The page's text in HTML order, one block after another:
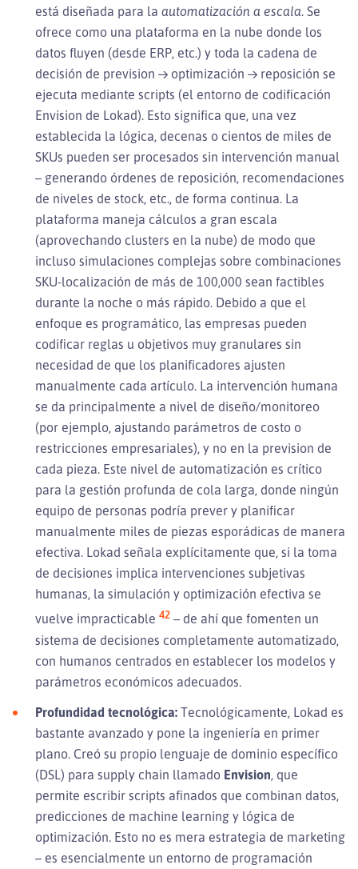
está diseñada para la automatización a escala. Se
ofrece como una plataforma en la nube donde los
datos fluyen (desde ERP, etc.) y toda la cadena de
decisión de prevision → optimización → reposición se
ejecuta mediante scripts (el entorno de codificación
Envision de Lokad). Esto significa que, una vez
establecida la lógica, decenas o cientos de miles de
SKUs pueden ser procesados sin intervención manual
– generando órdenes de reposición, recomendaciones
de niveles de stock, etc., de forma continua. La
plataforma maneja cálculos a gran escala
(aprovechando clusters en la nube) de modo que
incluso simulaciones complejas sobre combinaciones
SKU-localización de más de 100,000 sean factibles
durante la noche o más rápido. Debido a que el
enfoque es programático, las empresas pueden
codificar reglas u objetivos muy granulares sin
necesidad de que los planificadores ajusten
manualmente cada artículo. La intervención humana
se da principalmente a nivel de diseño/monitoreo
(por ejemplo, ajustando parámetros de costo o
restricciones empresariales), y no en la prevision de
cada pieza. Este nivel de automatización es crítico
para la gestión profunda de cola larga, donde ningún
equipo de personas podría prever y planificar
manualmente miles de piezas esporádicas de manera
efectiva. Lokad señala explícitamente que, si la toma
de decisiones implica intervenciones subjetivas
humanas, la simulación y optimización efectiva se
vuelve impracticable 42 – de ahí que fomenten un
sistema de decisiones completamente automatizado,
con humanos centrados en establecer los modelos y
parámetros económicos adecuados.
Profundidad tecnológica: Tecnológicamente, Lokad es
bastante avanzado y pone la ingeniería en primer
plano. Creó su propio lenguaje de dominio específico
(DSL) para supply chain llamado Envision, que
permite escribir scripts afinados que combinan datos,
predicciones de machine learning y lógica de
optimización. Esto no es mera estrategia de marketing
– es esencialmente un entorno de programación